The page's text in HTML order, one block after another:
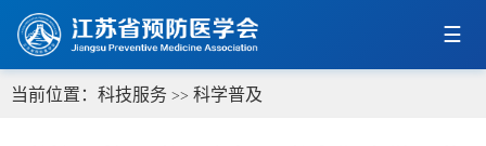
当前位置： 科技服务 >> 科学普及